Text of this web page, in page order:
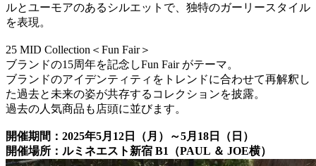
ルとユーモアのあるシルエットで、独特のガーリースタイル
を表現。
25 MID Collection＜Fun Fair＞
ブランドの15周年を記念しFun Fair がテーマ。
ブランドのアイデンティティをトレンドに合わせて再解釈し
た過去と未来の姿が共存するコレクションを披露。
過去の人気商品も店頭に並びます。
開催期間：2025年5月12日（月）～5月18日（日）
開催場所：ルミネエスト新宿 B1（PAUL ＆ JOE横）